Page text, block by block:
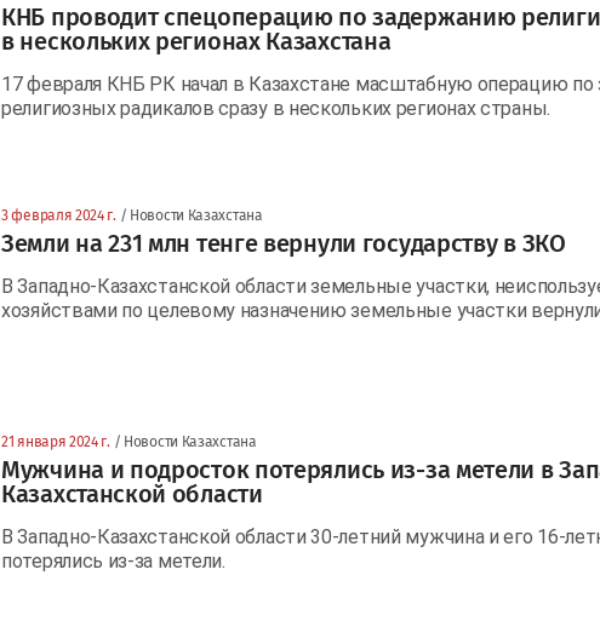
КНБ проводит спецоперацию по задержанию
в нескольких регионах Казахстана
17 февраля КНБ РК начал в Казахстане масштабную операцию
религиозных радикалов сразу в нескольких регионах страны.
3 февраля 2024 г. / Новости Казахстана
Земли на 231 млн тенге вернули государству в ЗКО
В Западно-Казахстанской области земельные участки,
хозяйствами по целевому назначению земельные участки
21 января 2024 г. / Новости Казахстана
Мужчина и подросток потерялись из-за метели в
Казахстанской области
В Западно-Казахстанской области 30-летний мужчина и его 16-
потерялись из-за метели.